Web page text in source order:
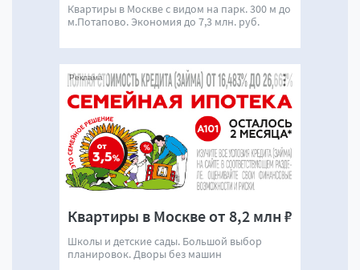
Квартиры в Москве с видом на парк. 300 м до
м.Потапово. Экономия до 7,3 млн. руб.
Квартиры в Москве от 8,2 млн ₽
Школы и детские сады. Большой выбор
планировок. Дворы без машин
Реклама